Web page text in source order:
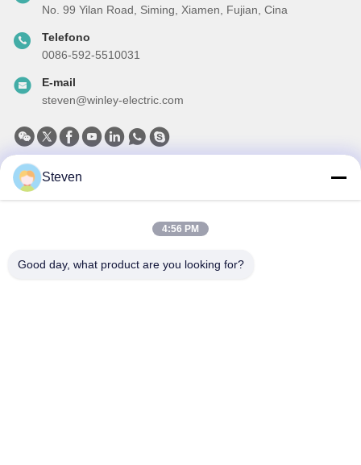
No. 99 Yilan Road, Siming, Xiamen, Fujian, Cina
Telefono
0086-592-5510031
E-mail
steven@winley-electric.com
La nostra newsletter
Iscriviti alla nostra newsletter per sconti e altro.
Steven
4:56 PM
Good day, what product are you looking for?